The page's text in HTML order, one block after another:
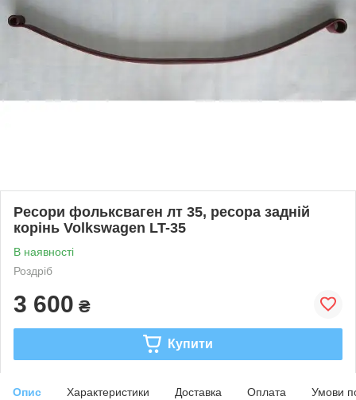
Ресори фольксваген лт 35, ресора задній
корінь Volkswagen LT-35
В наявності
Роздріб
3 600 ₴
Купити
Опис Характеристики Доставка Оплата Умови